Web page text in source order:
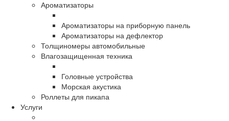
Ароматизаторы
Ароматизаторы на приборную панель
Ароматизаторы на дефлектор
Толщиномеры автомобильные
Влагозащищенная техника
Головные устройства
Морская акустика
Роллеты для пикапа
Услуги